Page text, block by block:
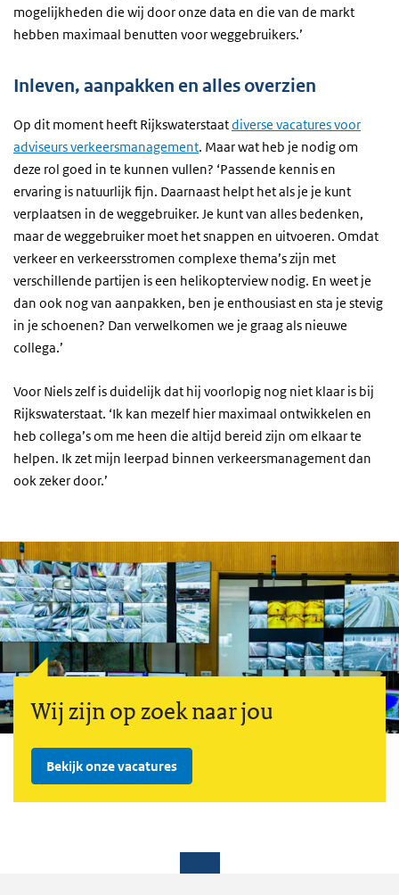
mogelijkheden die wij door onze data en die van de markt
hebben maximaal benutten voor weggebruikers.’
Inleven, aanpakken en alles overzien
Op dit moment heeft Rijkswaterstaatdiverse vacatures voor
adviseurs verkeersmanagement. Maar wat heb je nodig om
deze rol goed in te kunnen vullen? ‘Passende kennis en
ervaring is natuurlijk fijn. Daarnaast helpt het als je je kunt
verplaatsen in de weggebruiker. Je kunt van alles bedenken,
maar de weggebruiker moet het snappen en uitvoeren. Omdat
verkeer en verkeersstromen complexe thema’s zijn met
verschillende partijen is een helikopterview nodig. En weet je
dan ook nog van aanpakken, ben je enthousiast en sta je stevig
in je schoenen? Dan verwelkomen we je graag als nieuwe
collega.’
Voor Niels zelf is duidelijk dat hij voorlopig nog niet klaar is bij
Rijkswaterstaat. ‘Ik kan mezelf hier maximaal ontwikkelen en
heb collega’s om me heen die altijd bereid zijn om elkaar te
helpen. Ik zet mijn leerpad binnen verkeersmanagement dan
ook zeker door.’
Wij zijn op zoek naar jou
Bekijk onze vacatures